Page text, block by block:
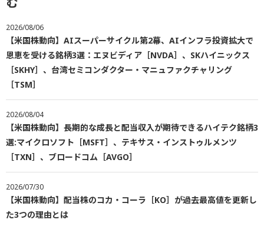
2026/08/06
【米国株動向】AIスーパーサイクル第2幕、AIインフラ投資拡大で
恩恵を受ける銘柄3選：エヌビディア［NVDA］、SKハイニックス
［SKHY］、台湾セミコンダクター・マニュファクチャリング
［TSM］
2026/08/04
【米国株動向】長期的な成長と配当収入が期待できるハイテク銘柄3
選:マイクロソフト［MSFT］、テキサス・インストゥルメンツ
［TXN］、ブロードコム［AVGO］
2026/07/30
【米国株動向】配当株のコカ・コーラ［KO］が過去最高値を更新し
た3つの理由とは